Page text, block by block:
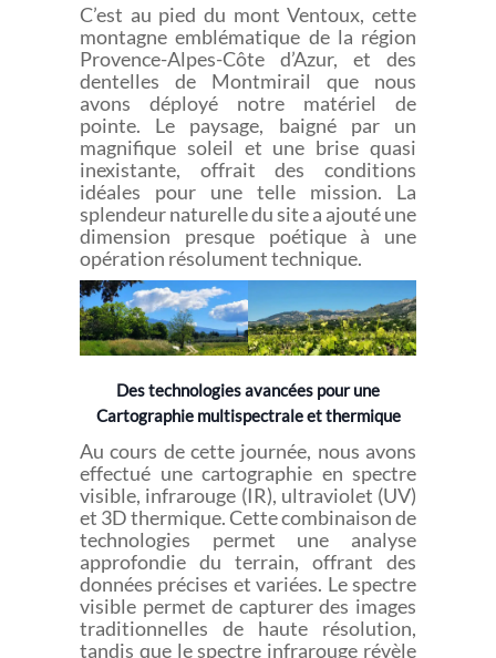
C’est au pied du mont Ventoux, cette
montagne emblématique de la région
Provence-Alpes-Côte d’Azur, et des
dentelles de Montmirail que nous
avons déployé notre matériel de
pointe. Le paysage, baigné par un
magnifique soleil et une brise quasi
inexistante, offrait des conditions
idéales pour une telle mission. La
splendeur naturelle du site a ajouté une
dimension presque poétique à une
opération résolument technique.
Des technologies avancées pour une
Cartographie multispectrale et thermique
Au cours de cette journée, nous avons
effectué une cartographie en spectre
visible, infrarouge (IR), ultraviolet (UV)
et 3D thermique. Cette combinaison de
technologies permet une analyse
approfondie du terrain, offrant des
données précises et variées. Le spectre
visible permet de capturer des images
traditionnelles de haute résolution,
tandis que le spectre infrarouge révèle